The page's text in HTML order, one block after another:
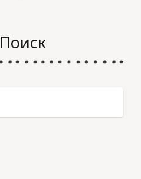
Поиск